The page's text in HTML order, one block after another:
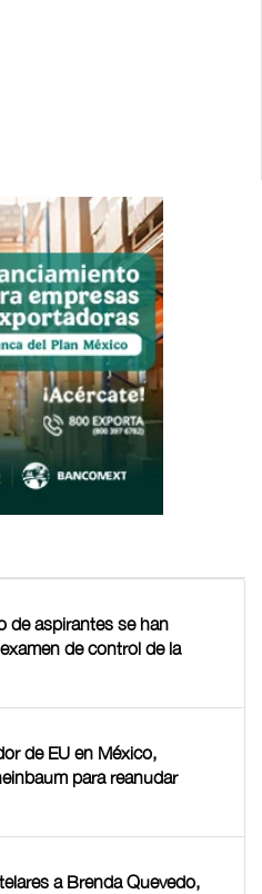
de aspirantes se han
de control de la
de EU en México,
para reanudar
a Brenda Quevedo,